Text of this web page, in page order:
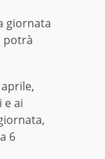
giornata
potrà
e ai
6